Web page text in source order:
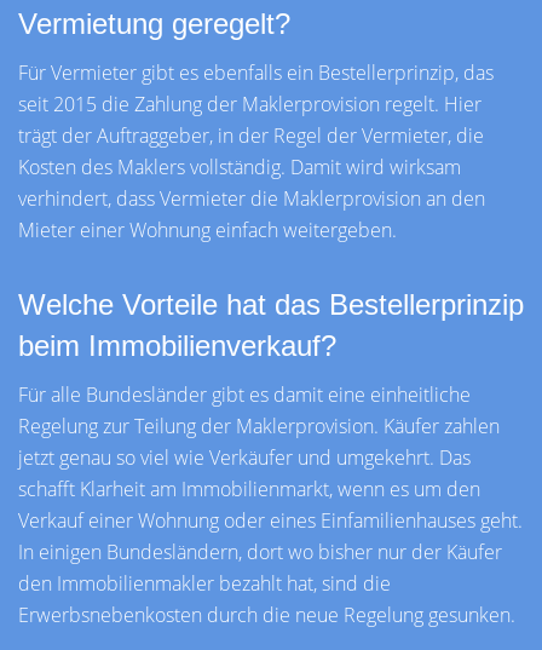
Vermietung geregelt?
Für Vermieter gibt es ebenfalls ein Bestellerprinzip, das
seit 2015 die Zahlung der Maklerprovision regelt. Hier
trägt der Auftraggeber, in der Regel der Vermieter, die
Kosten des Maklers vollständig. Damit wird wirksam
verhindert, dass Vermieter die Maklerprovision an den
Mieter einer Wohnung einfach weitergeben.
Welche Vorteile hat das Bestellerprinzip
beim Immobilienverkauf?
Für alle Bundesländer gibt es damit eine einheitliche
Regelung zur Teilung der Maklerprovision. Käufer zahlen
jetzt genau so viel wie Verkäufer und umgekehrt. Das
schafft Klarheit am Immobilienmarkt, wenn es um den
Verkauf einer Wohnung oder eines Einfamilienhauses geht.
In einigen Bundesländern, dort wo bisher nur der Käufer
den Immobilienmakler bezahlt hat, sind die
Erwerbsnebenkosten durch die neue Regelung gesunken.